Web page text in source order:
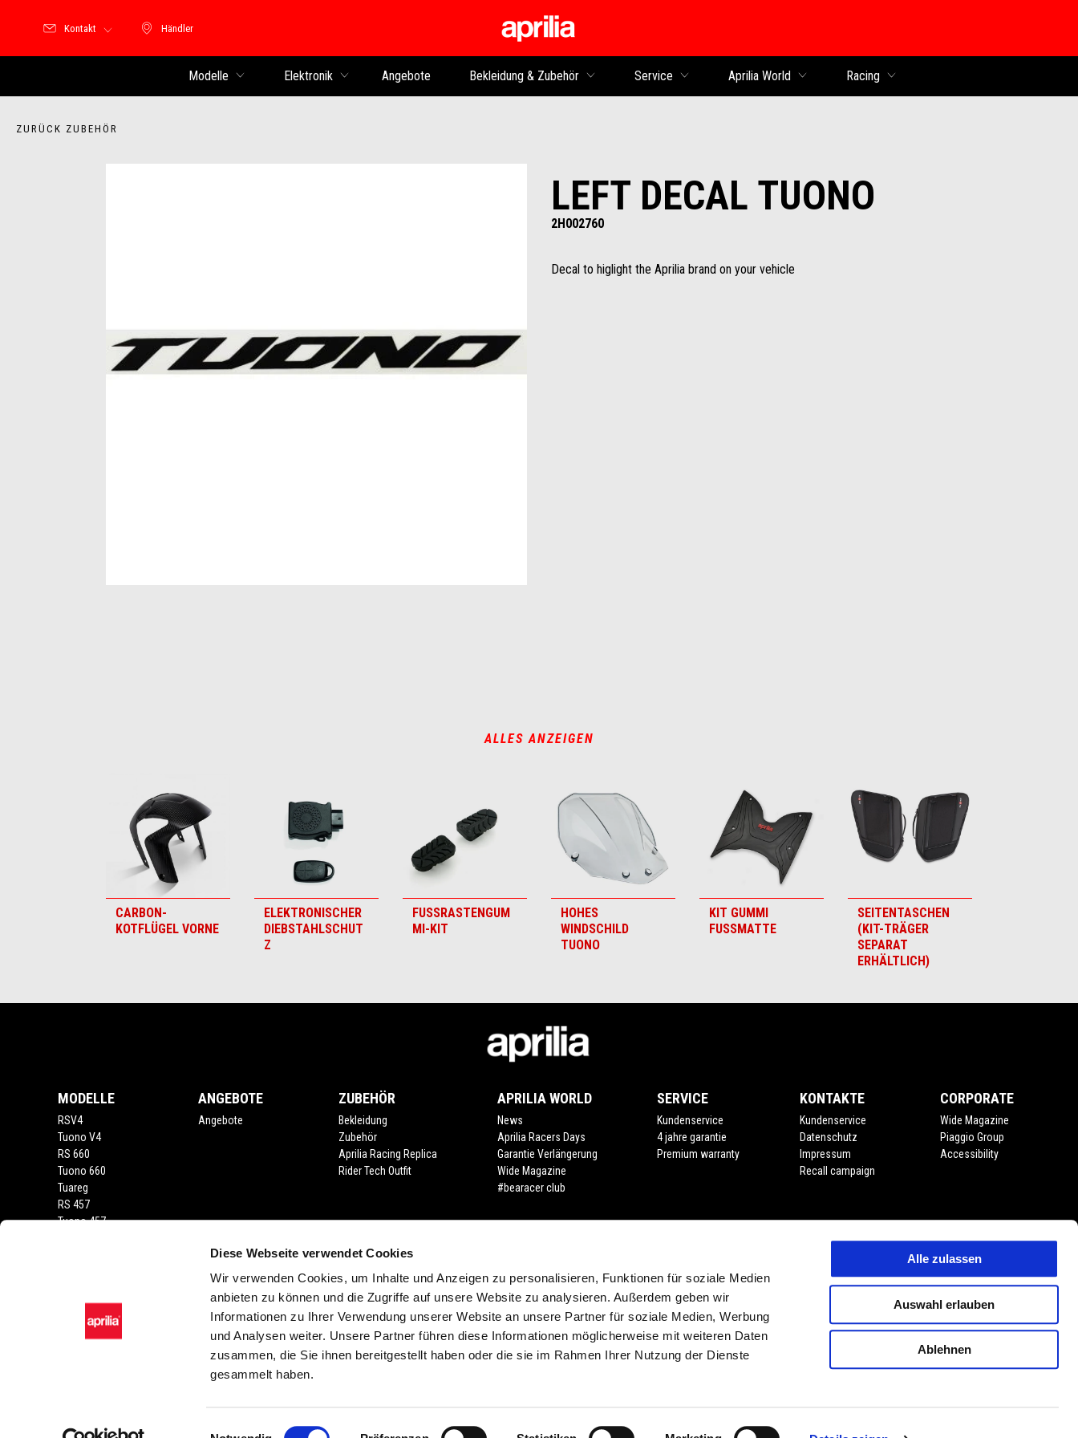
Diese Webseite verwendet Cookies
Wir verwenden Cookies, um Inhalte und Anzeigen zu personalisieren, Funktionen für soziale Medien
anbieten zu können und die Zugriffe auf unsere Website zu analysieren. Außerdem geben wir
Informationen zu Ihrer Verwendung unserer Website an unsere Partner für soziale Medien, Werbung
und Analysen weiter. Unsere Partner führen diese Informationen möglicherweise mit weiteren Daten
zusammen, die Sie ihnen bereitgestellt haben oder die sie im Rahmen Ihrer Nutzung der Dienste
gesammelt haben.
Einwilligungsauswahl
Alle zulassen
Auswahl erlauben
Ablehnen
Händler
Händler
Kontakt
Modelle Elektronik Angebote Bekleidung & Zubehör Service Aprilia World Racing
ZURÜCK ZUBEHÖR
LEFT DECAL TUONO
2H002760
Decal to higlight the Aprilia brand on your vehicle
ALLES ANZEIGEN
CARBON-
KOTFLÜGEL VORNE
ELEKTRONISCHER
DIEBSTAHLSCHUT
Z
FUSSRASTENGUM
MI-KIT
HOHES
WINDSCHILD
TUONO
KIT GUMMI
FUSSMATTE
SEITENTASCHEN
(KIT-TRÄGER
SEPARAT
ERHÄLTLICH)
MODELLE
RSV4
Tuono V4
RS 660
Tuono 660
Tuareg
RS 457
Tuono 457
SR GT 400
ANGEBOTE
Angebote
ZUBEHÖR
Bekleidung
Zubehör
Aprilia Racing Replica
Rider Tech Outfit
APRILIA WORLD
News
Aprilia Racers Days
Garantie Verlängerung
Wide Magazine
#bearacer club
SERVICE
Kundenservice
4 jahre garantie
Premium warranty
KONTAKTE
Kundenservice
Datenschutz
Impressum
Recall campaign
CORPORATE
Wide Magazine
Piaggio Group
Accessibility